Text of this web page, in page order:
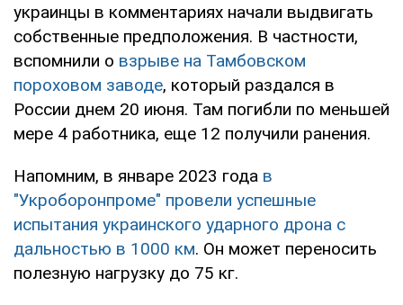
украинцы в комментариях начали выдвигать
собственные предположения. В частности,
вспомнили о взрыве на Тамбовском
пороховом заводе, который раздался в
России днем 20 июня. Там погибли по меньшей
мере 4 работника, еще 12 получили ранения.
Напомним, в январе 2023 года в
"Укроборонпроме" провели успешные
испытания украинского ударного дрона с
дальностью в 1000 км. Он может переносить
полезную нагрузку до 75 кг.